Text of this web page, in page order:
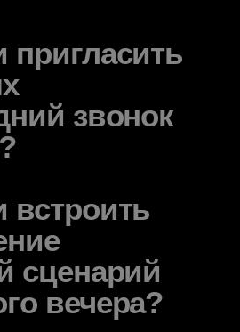
звонок
сценарий
вечера?
397
Youtube